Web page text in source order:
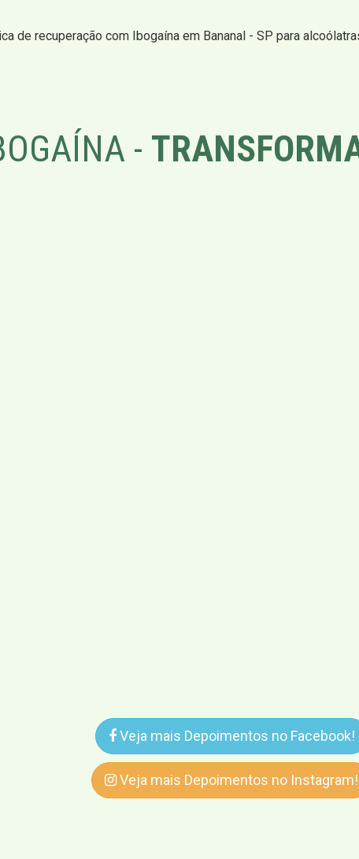
de recuperação com Ibogaína em Bananal - SP para
-
Veja mais Depoimentos no Facebook!
Veja mais Depoimentos no Instagram!